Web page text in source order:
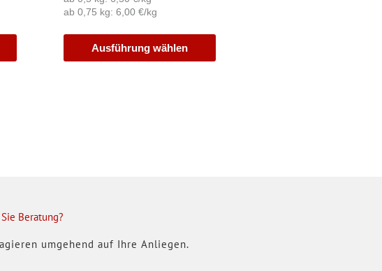
ab 0,75 kg: 6,00 €/kg
Ausführung wählen
Beratung?
umgehend auf Ihre Anliegen.